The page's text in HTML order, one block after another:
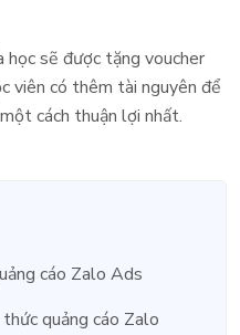
sẽ được tặng voucher
viên có thêm tài nguyên để
cách thuận lợi nhất.
cáo Zalo Ads
quảng cáo Zalo